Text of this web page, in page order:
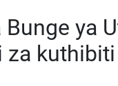
ya